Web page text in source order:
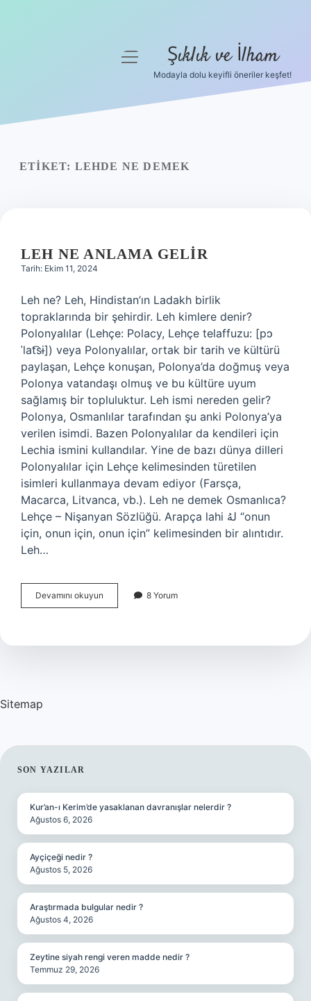
Yasal Uyarı
menüyü
Şıklık ve İlham
Modayla dolu keyifli öneriler keşfet!
ETIKET: LEHDE NE DEMEK
LEH NE ANLAMA GELIR
Tarih: Ekim 11, 2024
Leh ne? Leh, Hindistan’ın Ladakh birlik
topraklarında bir şehirdir. Leh kimlere denir?
Polonyalılar (Lehçe: Polacy, Lehçe telaffuzu: [pɔ
ˈlat͡sɨ]) veya Polonyalılar, ortak bir tarih ve kültürü
paylaşan, Lehçe konuşan, Polonya’da doğmuş veya
Polonya vatandaşı olmuş ve bu kültüre uyum
sağlamış bir topluluktur. Leh ismi nereden gelir?
Polonya, Osmanlılar tarafından şu anki Polonya’ya
verilen isimdi. Bazen Polonyalılar da kendileri için
Lechia ismini kullandılar. Yine de bazı dünya dilleri
Polonyalılar için Lehçe kelimesinden türetilen
isimleri kullanmaya devam ediyor (Farsça,
Macarca, Litvanca, vb.). Leh ne demek Osmanlıca?
Lehçe – Nişanyan Sözlüğü. Arapça lahi لهُ “onun
için, onun için, onun için” kelimesinden bir alıntıdır.
Leh…
Devamını okuyun
Ne
8 Yorum
Sitemap
SIDEBAR
SON YAZILAR
Kur’an-ı Kerim’de yasaklanan davranışlar nelerdir ?
Ağustos 6, 2026
Ayçiçeği nedir ?
Ağustos 5, 2026
Araştırmada bulgular nedir ?
Ağustos 4, 2026
Zeytine siyah rengi veren madde nedir ?
Temmuz 29, 2026